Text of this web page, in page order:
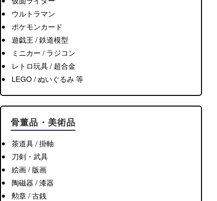
ウルトラマン
ポケモンカード
遊戯王 / 鉄道模型
ミニカー / ラジコン
レトロ玩具 / 超合金
LEGO / ぬいぐるみ 等
骨董品・美術品
茶道具 / 掛軸
刀剣・武具
絵画 / 版画
陶磁器 / 漆器
勲章 / 古銭